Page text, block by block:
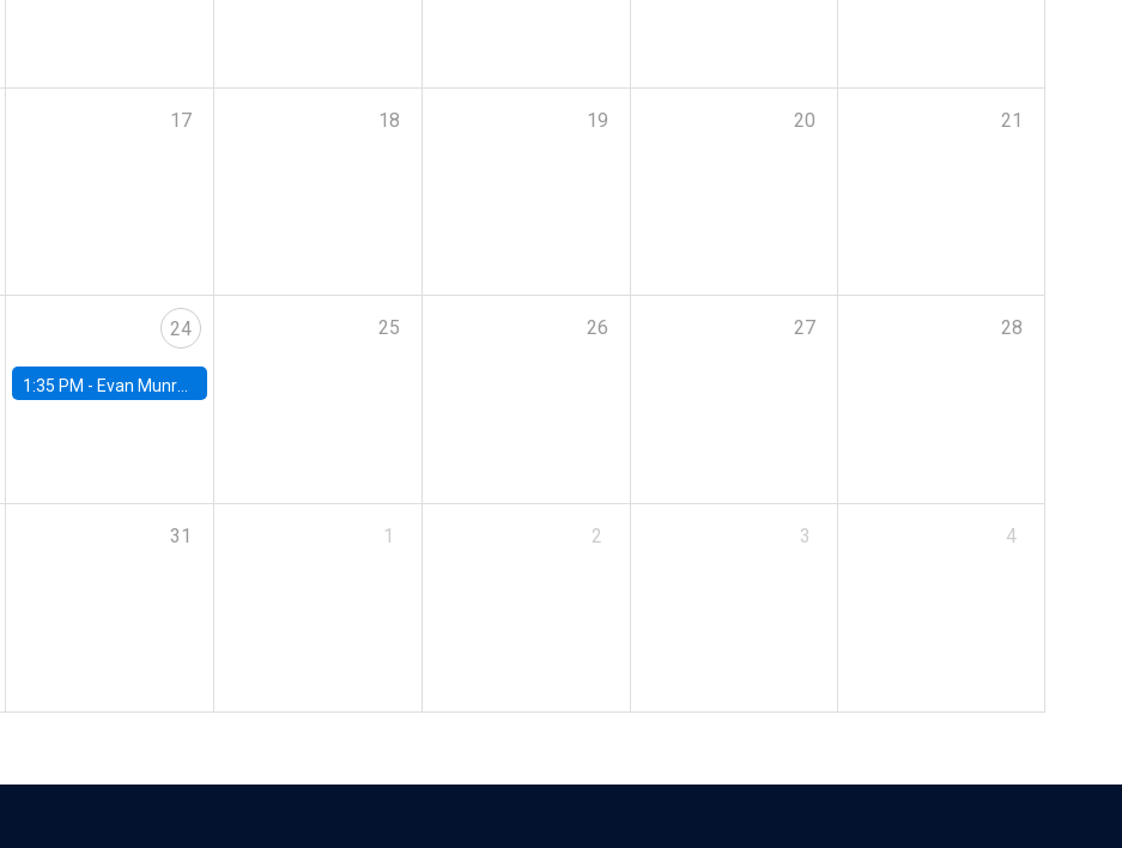
17 18 19 20 21
24
1:35 PM - Evan Munro, Neyman Visiting Assistant Professor in the Department of Statistics at UC Berkeley
25 26 27 28
31 1 2 3 4